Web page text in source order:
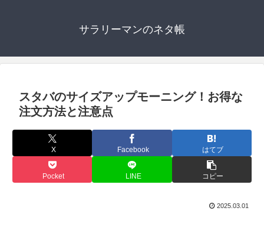
サラリーマンのネタ帳
スタバのサイズアップモーニング！お得な
注文方法と注意点
X Facebook はてブ
Pocket LINE コピー
2025.03.01